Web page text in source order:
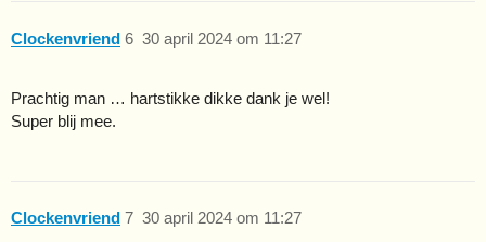
Clockenvriend 30 april 2024 om 11:27
6
Prachtig man … hartstikke dikke dank je wel!
Super blij mee.
Clockenvriend 30 april 2024 om 11:27
7